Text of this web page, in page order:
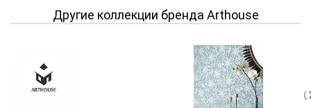
Другие коллекции бренда Arthouse